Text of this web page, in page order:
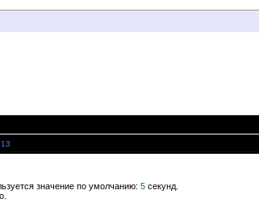
13
значение по умолчанию: 5 секунд.